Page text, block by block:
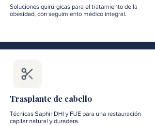
Soluciones quirúrgicas para el tratamiento de la
obesidad, con seguimiento médico integral.
Trasplante de cabello
Técnicas Saphir DHI y FUE para una restauración
capilar natural y duradera.